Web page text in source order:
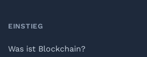
Footer
EINSTIEG
Was ist Blockchain?